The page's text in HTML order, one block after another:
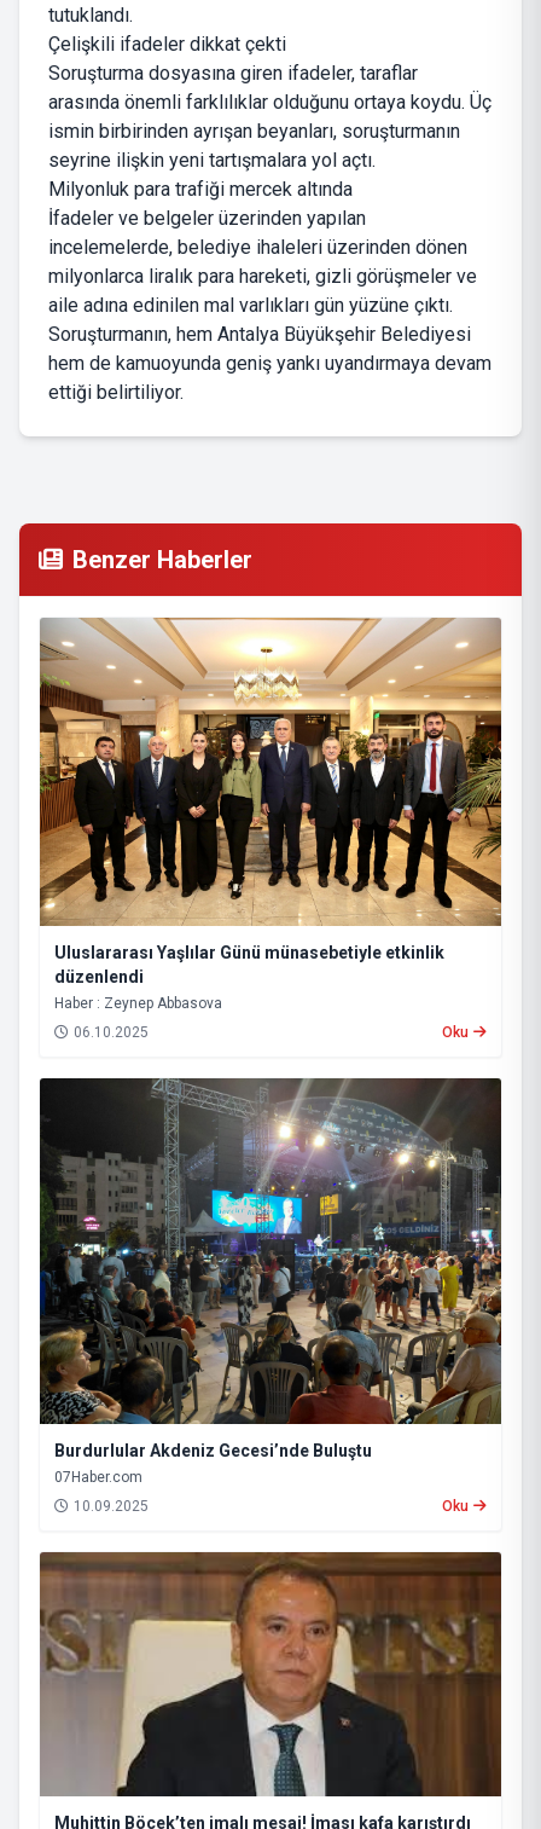
tutuklandı.
Çelişkili ifadeler dikkat çekti
Soruşturma dosyasına giren ifadeler, taraflar
arasında önemli farklılıklar olduğunu ortaya koydu. Üç
ismin birbirinden ayrışan beyanları, soruşturmanın
seyrine ilişkin yeni tartışmalara yol açtı.
Milyonluk para trafiği mercek altında
İfadeler ve belgeler üzerinden yapılan
incelemelerde, belediye ihaleleri üzerinden dönen
milyonlarca liralık para hareketi, gizli görüşmeler ve
aile adına edinilen mal varlıkları gün yüzüne çıktı.
Soruşturmanın, hem Antalya Büyükşehir Belediyesi
hem de kamuoyunda geniş yankı uyandırmaya devam
ettiği belirtiliyor.
Benzer Haberler
Uluslararası Yaşlılar Günü münasebetiyle etkinlik
düzenlendi
Haber : Zeynep Abbasova
06.10.2025
Oku
Burdurlular Akdeniz Gecesi’nde Buluştu
07Haber.com
10.09.2025
Oku
Muhittin Böcek’ten imalı mesaj! İması kafa karıştırdı